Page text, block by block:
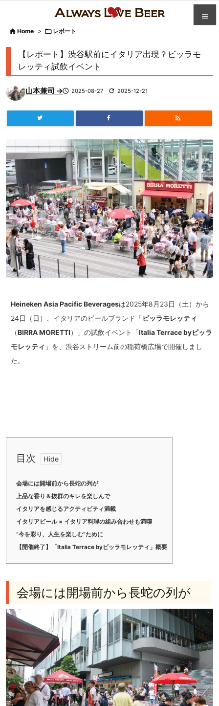



検索
 Home >  レポート
【レポート】渋谷駅前にイタリア出現？ビッラモ
レッティ試飲イベント
山本兼司 → 2025-08-27  2025-12-21

Heineken Asia Pacific Beveragesは2025年8月23日（土）から
24日（日）、イタリアのビールブランド「 ビッラモレッティ
（BIRRA MORETTI）」の試飲イベント「Italia Terrace byビッラ
モレッティ 」を、渋谷ストリーム前の稲荷橋広場で開催しまし
た。
目次
会場には開場前から長蛇の列が
上品な香り＆抜群のキレを楽しんで
イタリアを感じるアクティビティ満載
イタリアビール × イタリア料理の組み合わせも満喫
“今を彩り、人生を楽しむ”ために
【開催終了】「Italia Terrace byビッラモレッティ」概要
会場には開場前から長蛇の列が